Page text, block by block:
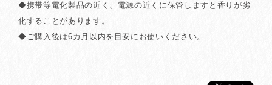
◆携帯等電化製品の近く、電源の近くに保管しますと香りが劣
化することがあります。
◆ご購入後は6カ月以内を目安にお使いください。